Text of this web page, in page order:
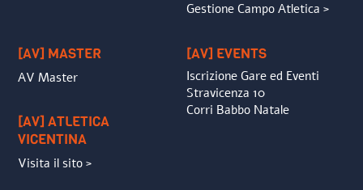
Gestione Campo Atletica >
[AV] MASTER
AV Master
[AV] ATLETICA
VICENTINA
Visita il sito >
[AV] EVENTS
Iscrizione Gare ed Eventi
Stravicenza 10
Corri Babbo Natale